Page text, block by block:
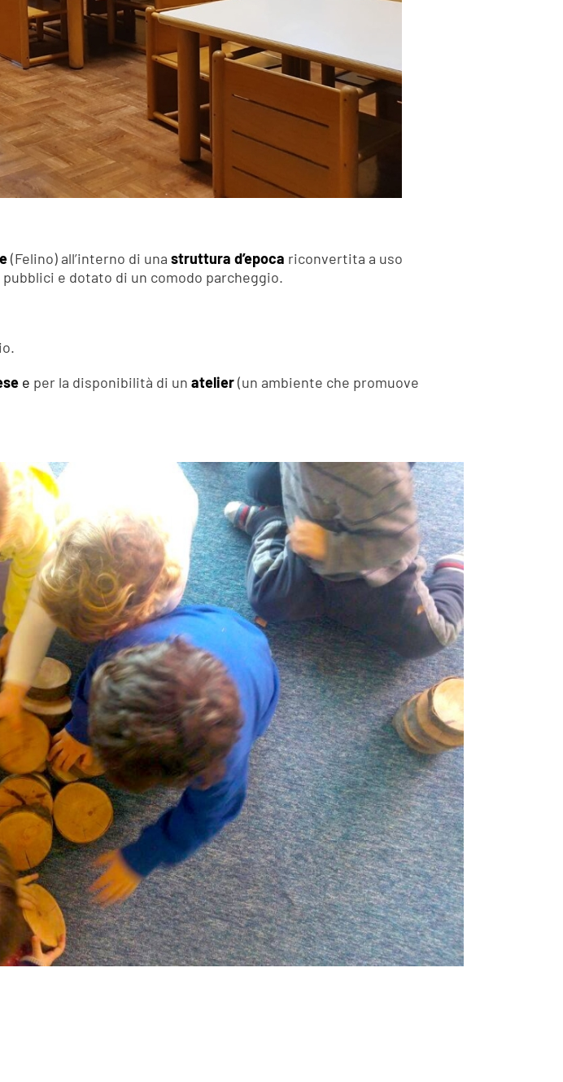
(Felino) all’interno di una struttura d’epoca riconvertita a uso
e dotato di un comodo parcheggio.
e per la disponibilità di un atelier(un ambiente che promuove